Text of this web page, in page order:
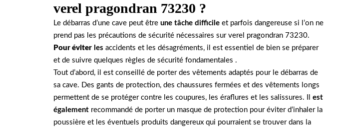
verel pragondran 73230 ?
Le débarras d’une cave peut être une tâche difficile et parfois dangereuse si l’on ne
prend pas les précautions de sécurité nécessaires sur verel pragondran 73230.
Pour éviter les accidents et les désagréments, il est essentiel de bien se préparer
et de suivre quelques règles de sécurité fondamentales .
Tout d’abord, il est conseillé de porter des vêtements adaptés pour le débarras de
sa cave. Des gants de protection, des chaussures fermées et des vêtements longs
permettent de se protéger contre les coupures, les éraflures et les salissures. Il est
également recommandé de porter un masque de protection pour éviter d’inhaler la
poussière et les éventuels produits dangereux qui pourraient se trouver dans la